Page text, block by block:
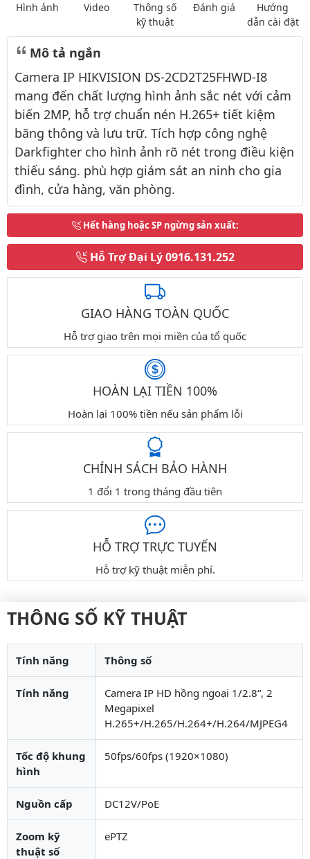
Hình ảnh Video
Thông số
kỹ thuật
Đánh giá
Hướng
dẫn cài đặt
Mô tả ngắn
Camera IP HIKVISION DS-2CD2T25FHWD-I8
mang đến chất lượng hình ảnh sắc nét với cảm
biến 2MP, hỗ trợ chuẩn nén H.265+ tiết kiệm
băng thông và lưu trữ. Tích hợp công nghệ
Darkfighter cho hình ảnh rõ nét trong điều kiện
thiếu sáng. phù hợp giám sát an ninh cho gia
đình, cửa hàng, văn phòng.
Hết hàng hoặc SP ngừng sản xuất:
Hỗ Trợ Đại Lý0916.131.252
GIAO HÀNG TOÀN QUỐC
Hỗ trợ giao trên mọi miền của tổ quốc
HOÀN LẠI TIỀN 100%
Hoàn lại 100% tiền nếu sản phẩm lỗi
CHÍNH SÁCH BẢO HÀNH
1 đổi 1 trong tháng đầu tiên
HỖ TRỢ TRỰC TUYẾN
Hỗ trợ kỹ thuật miễn phí.
THÔNG SỐ KỸ THUẬT
Tính năng Thông số
Tính năng
Camera IP HD hồng ngoại 1/2.8“, 2
Megapixel
H.265+/H.265/H.264+/H.264/MJPEG4
Tốc độ khung
hình
50fps/60fps (1920×1080)
Nguồn cấp DC12V/PoE
Zoom kỹ
thuật số
ePTZ